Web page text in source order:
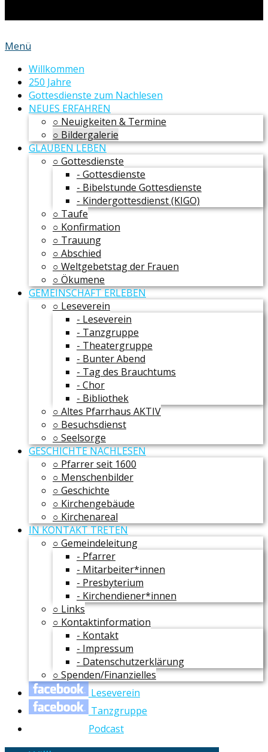
Menü
Willkommen
250 Jahre
Gottesdienste zum Nachlesen
NEUES ERFAHREN
○ Neuigkeiten & Termine
○ Bildergalerie
GLAUBEN LEBEN
○ Gottesdienste
- Gottesdienste
- Bibelstunde Gottesdienste
- Kindergottesdienst (KIGO)
○ Taufe
○ Konfirmation
○ Trauung
○ Abschied
○ Weltgebetstag der Frauen
○ Ökumene
GEMEINSCHAFT ERLEBEN
○ Leseverein
- Leseverein
- Tanzgruppe
- Theatergruppe
- Bunter Abend
- Tag des Brauchtums
- Chor
- Bibliothek
○ Altes Pfarrhaus AKTIV
○ Besuchsdienst
○ Seelsorge
GESCHICHTE NACHLESEN
○ Pfarrer seit 1600
○ Menschenbilder
○ Geschichte
○ Kirchengebäude
○ Kirchenareal
IN KONTAKT TRETEN
○ Gemeindeleitung
- Pfarrer
- Mitarbeiter*innen
- Presbyterium
- Kirchendiener*innen
○ Links
○ Kontaktinformation
- Kontakt
- Impressum
- Datenschutzerklärung
○ Spenden/Finanzielles
Leseverein
Tanzgruppe
Podcast